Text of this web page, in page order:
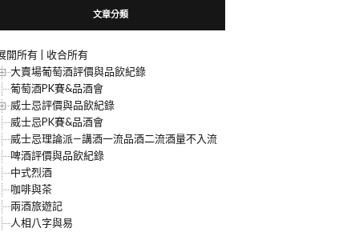
文章分類
開所有
收合所有
大賣場葡萄酒評價與品飲紀錄
葡萄酒PK賽&品酒會
威士忌評價與品飲紀錄
威士忌PK賽&品酒會
威士忌理論派—講酒一流品酒二流酒量不入流
啤酒評價與品飲紀錄
中式烈酒
咖啡與茶
兩酒旅遊記
人相八字與易